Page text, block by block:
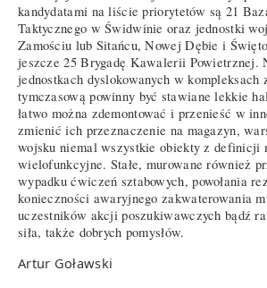
kandydatami na liście priorytetów są 21
Taktycznego w Świdwinie oraz jednostki
Zamościu lub Sitańcu, Nowej Dębie i
jeszcze 25 Brygadę Kawalerii Powietrznej.
jednostkach dyslokowanych w kompleksach
tymczasową powinny być stawiane lekkie
łatwo można zdemontować i przenieść w
zmienić ich przeznaczenie na magazyn,
wojsku niemal wszystkie obiekty z definicji
wielofunkcyjne. Stałe, murowane również
wypadku ćwiczeń sztabowych, powołania
konieczności awaryjnego zakwaterowania
uczestników akcji poszukiwawczych bądź
siła, także dobrych pomysłów.
Artur Goławski